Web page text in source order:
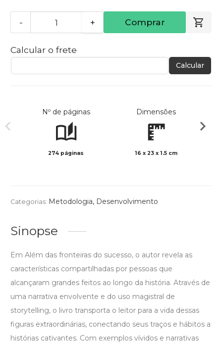
- + Comprar
Calcular o frete
Calcular
Nº de páginas
274 páginas
Dimensões
16 x 23 x 1.5 cm
Categorias: Metodologia, Desenvolvimento
Sinopse
Em Além das fronteiras do sucesso, o autor revela as
características compartilhadas por pessoas que
alcançaram grandes feitos ao longo da história. Através de
uma narrativa envolvente e do uso magistral de
storytelling, o livro transporta o leitor para a vida dessas
figuras extraordinárias, conectando seus traços e hábitos a
histórias cativantes. Com exemplos vívidos e narrativas